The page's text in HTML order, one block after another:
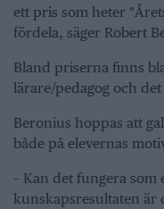
ett pris som heter
fördela, säger Robert
Bland priserna finns
lärare/pedagog och
Beronius hoppas att
både på elevernas
– Kan det fungera
kunskapsresultaten är